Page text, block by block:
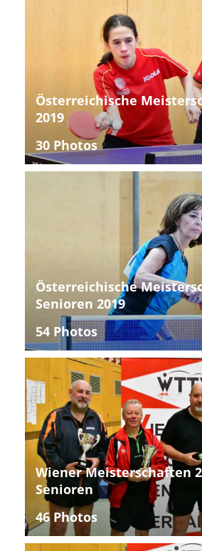
Österreichische
2019
30 Photos
Österreichische
Senioren 2019
54 Photos
Wiener Meisterschaften
Senioren
46 Photos